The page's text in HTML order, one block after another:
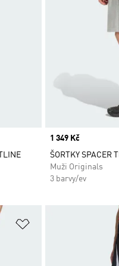
Price
1 349 Kč
ŠORTKY SPACER
Muži Originals
3 barvy/ev
Přidat do seznamu